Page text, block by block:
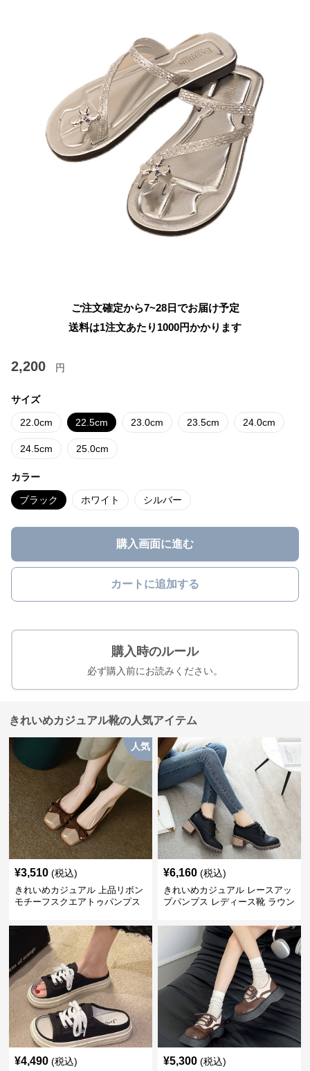
ご注文確定から7~28日でお届け予定
送料は1注文あたり 1000円かかります
2,200 円
サイズ
22.0cm 22.5cm 23.0cm 23.5cm 24.0cm
24.5cm 25.0cm
カラー
ブラック ホワイト シルバー
購入画面に進む
カートに追加する
購入時のルール
必ず購入前にお読みください。
きれいめカジュアル靴の人気アイテム
人気
¥3,510 (税込)
きれいめカジュアル 上品リボン
モチーフスクエアトゥパンプス
¥6,160 (税込)
きれいめカジュアル レースアッ
プパンプス レディース靴 ラウン
上品 カジュアルシューズ
¥4,490 (税込) ¥5,300 (税込)